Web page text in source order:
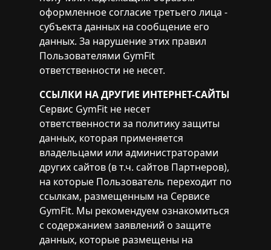
оформленное согласие третьего лица -
субъекта данных на сообщение его
данных. За нарушение этих правил
Пользователями GymFit
ответственности не несет.
ССЫЛКИ НА ДРУГИЕ ИНТЕРНЕТ-САЙТЫ
Сервис GymFit не несет
ответственности за политику защиты
данных, которая применяется
владельцами или администраторами
других сайтов (в т.ч. сайтов Партнеров),
на которые Пользователь переходит по
ссылкам, размещенным на Сервисе
GymFit. Мы рекомендуем ознакомиться
с содержанием заявлений о защите
данных, которые размещены на